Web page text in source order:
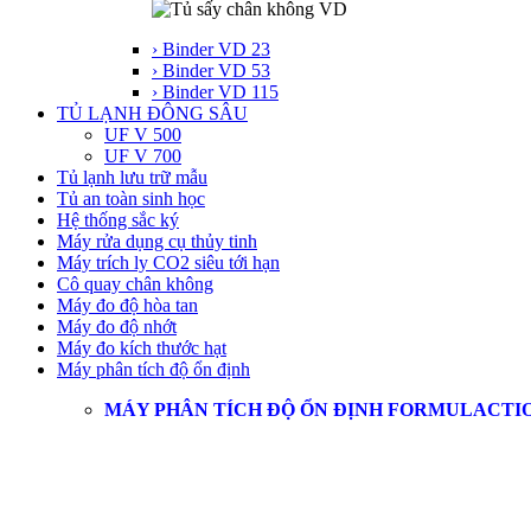
› Binder VD 23
› Binder VD 53
› Binder VD 115
TỦ LẠNH ĐÔNG SÂU
UF V 500
UF V 700
Tủ lạnh lưu trữ mẫu
Tủ an toàn sinh học
Hệ thống sắc ký
Máy rửa dụng cụ thủy tinh
Máy trích ly CO2 siêu tới hạn
Cô quay chân không
Máy đo độ hòa tan
Máy đo độ nhớt
Máy đo kích thước hạt
Máy phân tích độ ổn định
MÁY PHÂN TÍCH ĐỘ ỔN ĐỊNH